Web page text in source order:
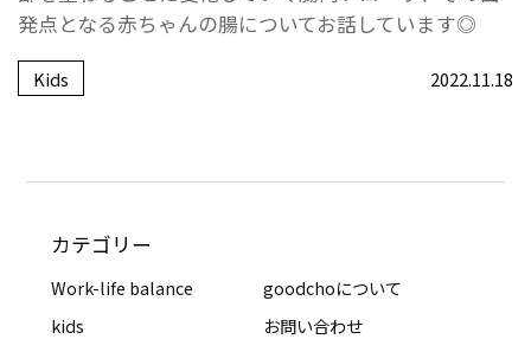
発点となる赤ちゃんの腸についてお話しています◎
Kids 2022.11.18
カテゴリー
Work-life balance
goodchoについて
kids
お問い合わせ